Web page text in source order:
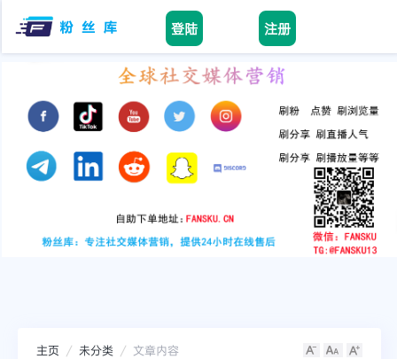
登陆 注册
Home
facebook
youtube
instagram
twitter
主页 未分类 文章内容